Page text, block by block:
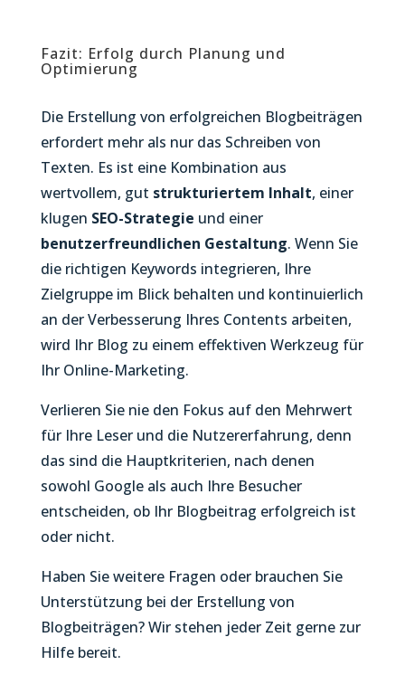
Fazit: Erfolg durch Planung und
Optimierung
Die Erstellung von erfolgreichen Blogbeiträgen
erfordert mehr als nur das Schreiben von
Texten. Es ist eine Kombination aus
wertvollem, gut strukturiertem Inhalt, einer
klugen SEO-Strategie und einer
benutzerfreundlichen Gestaltung. Wenn Sie
die richtigen Keywords integrieren, Ihre
Zielgruppe im Blick behalten und kontinuierlich
an der Verbesserung Ihres Contents arbeiten,
wird Ihr Blog zu einem effektiven Werkzeug für
Ihr Online-Marketing.
Verlieren Sie nie den Fokus auf den Mehrwert
für Ihre Leser und die Nutzererfahrung, denn
das sind die Hauptkriterien, nach denen
sowohl Google als auch Ihre Besucher
entscheiden, ob Ihr Blogbeitrag erfolgreich ist
oder nicht.
Haben Sie weitere Fragen oder brauchen Sie
Unterstützung bei der Erstellung von
Blogbeiträgen? Wir stehen jeder Zeit gerne zur
Hilfe bereit.